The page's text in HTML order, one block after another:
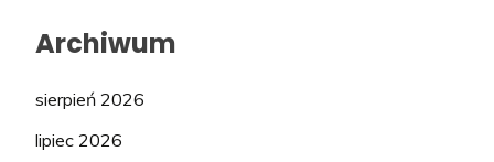
Archiwum
sierpień 2026
lipiec 2026